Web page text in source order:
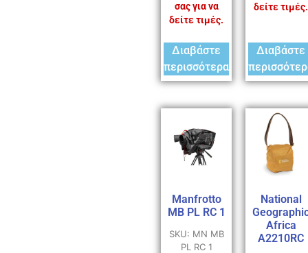
σας για να
δείτε τιμές.
Διαβάστε
περισσότερα
δείτε τιμές.
Διαβάστε
Manfrotto
MB PL RC 1
SKU: MN MB
PL RC 1
National
Africa
A2210RC